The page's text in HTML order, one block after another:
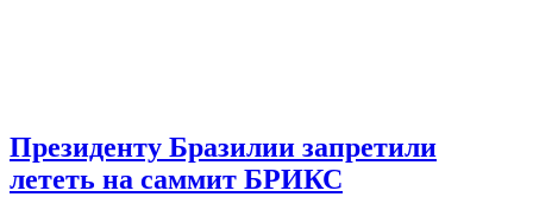
Президенту Бразилии запретили
лететь на саммит БРИКС